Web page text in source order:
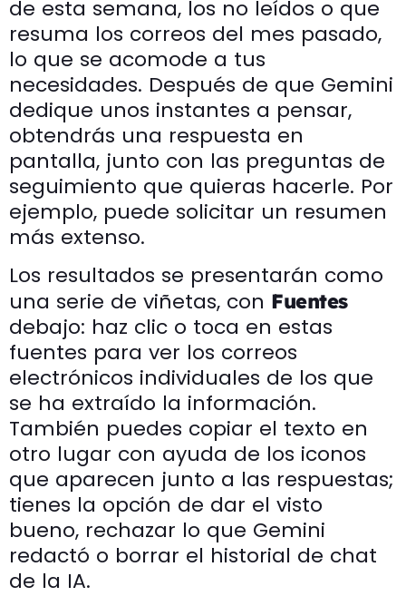
de esta semana, los no leídos o que
resuma los correos del mes pasado,
lo que se acomode a tus
necesidades. Después de que Gemini
dedique unos instantes a pensar,
obtendrás una respuesta en
pantalla, junto con las preguntas de
seguimiento que quieras hacerle. Por
ejemplo, puede solicitar un resumen
más extenso.
Los resultados se presentarán como
una serie de viñetas, con Fuentes
debajo: haz clic o toca en estas
fuentes para ver los correos
electrónicos individuales de los que
se ha extraído la información.
También puedes copiar el texto en
otro lugar con ayuda de los iconos
que aparecen junto a las respuestas;
tienes la opción de dar el visto
bueno, rechazar lo que Gemini
redactó o borrar el historial de chat
de la IA.